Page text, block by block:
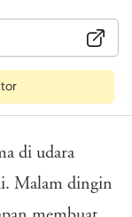
di udara
Malam dingin